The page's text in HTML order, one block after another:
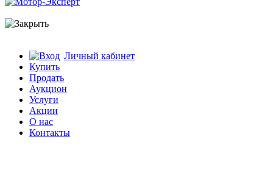
Личный кабинет
Купить
Продать
Аукцион
Услуги
Акции
О нас
Контакты